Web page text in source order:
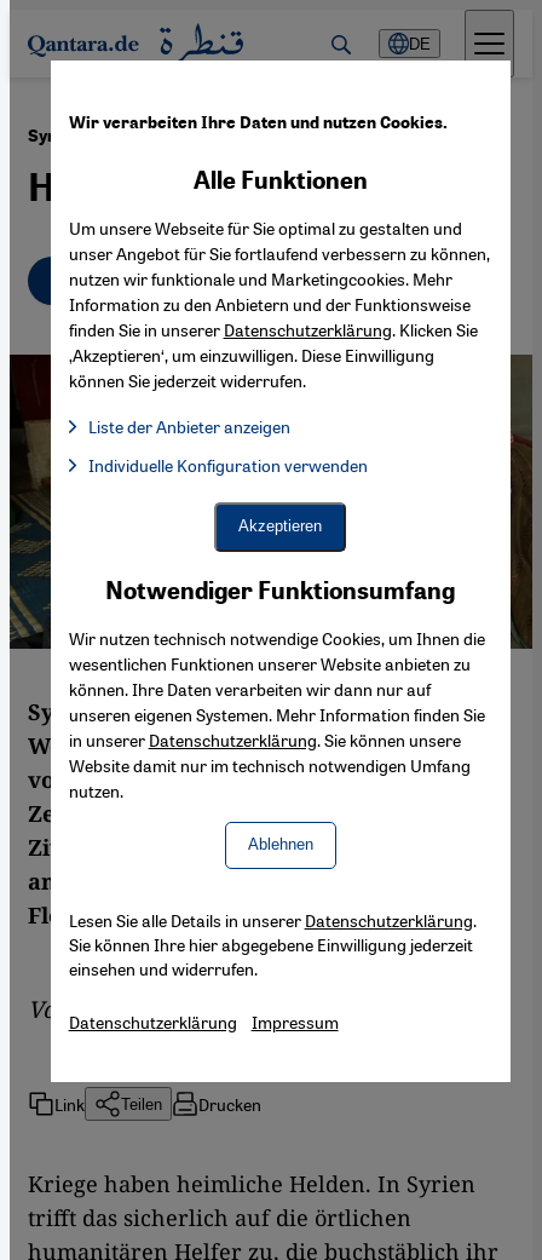
Direkt zum Inhalt springen
DE
Syriens weibliche Weißhelme·09.03.2020
Heimliche Heldinnen
Deutsch English عربي
Syrische Frauen der Rettungsorganisation
Weißhelme sind als Helferinnen oft an
vorderster Front aktiv. Es ist daher an der
Zeit, ihren mutigen Einsatz für den
Zivilschutz in dem Bürgerkriegsland
angemessen zu würdigen, meint Anna
Fleischer.
VonAnna Fleischer
Link Teilen Drucken
Kriege haben heimliche Helden. In Syrien
trifft das sicherlich auf die örtlichen
humanitären Helfer zu, die buchstäblich ihr
Wir verarbeiten Ihre Daten und nutzen Cookies.
Notwendiger Funktionsumfang
Wir nutzen technisch notwendige Cookies, um Ihnen die
wesentlichen Funktionen unserer Website anbieten zu
können. Ihre Daten verarbeiten wir dann nur auf
unseren eigenen Systemen. Mehr Information finden Sie
in unserer Datenschutzerklärung. Sie können unsere
Website damit nur im technisch notwendigen Umfang
nutzen.
Ablehnen
Alle Funktionen
Um unsere Webseite für Sie optimal zu gestalten und
unser Angebot für Sie fortlaufend verbessern zu können,
nutzen wir funktionale und Marketingcookies. Mehr
Information zu den Anbietern und der Funktionsweise
finden Sie in unserer Datenschutzerklärung. Klicken Sie
‚Akzeptieren‘, um einzuwilligen. Diese Einwilligung
können Sie jederzeit widerrufen.
Liste der Anbieter anzeigen
Facebook Embed / Facebook Connect, Google Maps Embed,
Facebook Embed / Facebook Connect
Google Maps Embed
Individuelle Konfiguration verwenden
Akzeptieren
Lesen Sie alle Details in unserer Datenschutzerklärung.
Sie können Ihre hier abgegebene Einwilligung jederzeit
einsehen und widerrufen.
Datenschutzerklärung Impressum